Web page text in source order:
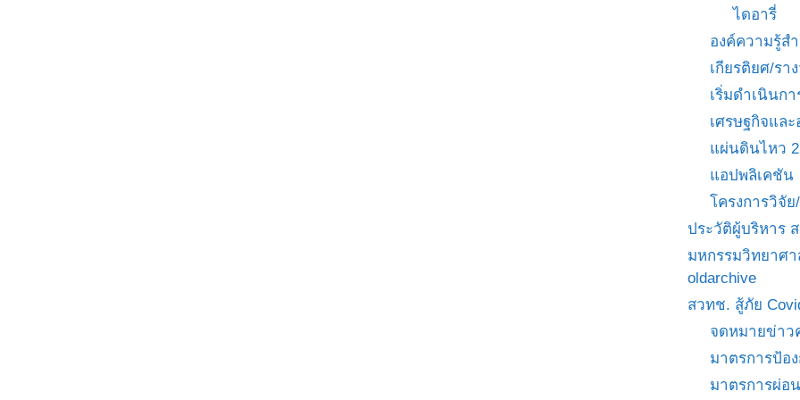
ไดอารี่
องค์ความรู้ส
เกียรติยศ/รา
เริ่มดำเนินกา
เศรษฐกิจแล
แผ่นดินไหว
แอปพลิเคชัน
โครงการวิจั
ประวัติผู้บริหาร
มหกรรมวิทยาศ
oldarchive
สวทช. สู้ภัย
จดหมายข่าว
มาตรการป้อ
มาตรการผ่อ